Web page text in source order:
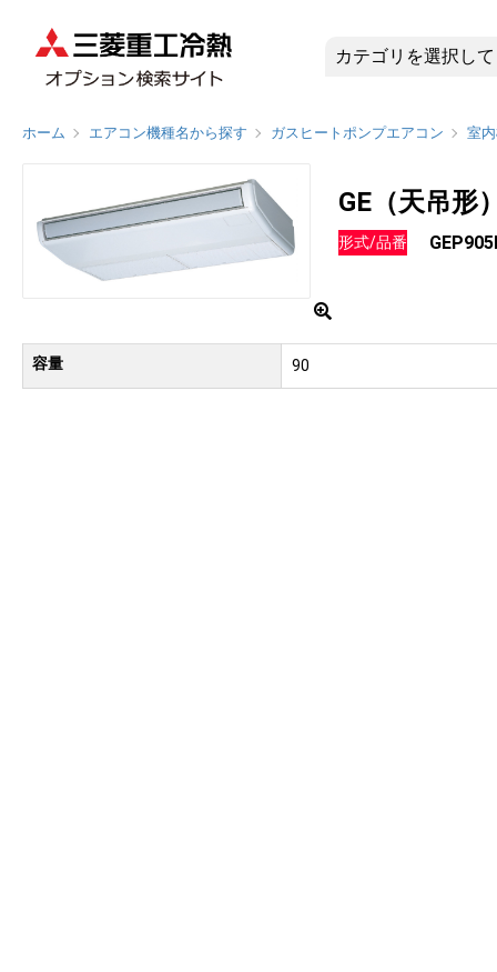
ホーム エアコン機種名から探す ガスヒートポンプエアコン 室
GE（天吊形
形式/品番
容量 90